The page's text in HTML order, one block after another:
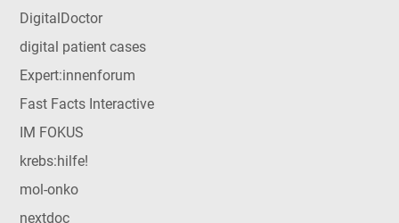
DigitalDoctor
digital patient cases
Expert:innenforum
Fast Facts Interactive
IM FOKUS
krebs:hilfe!
mol-onko
nextdoc